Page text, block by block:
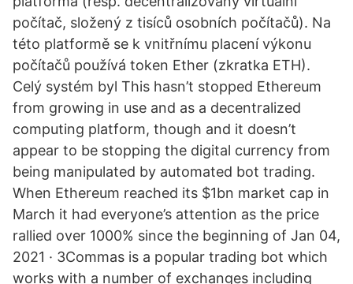
počítač, složený z tisíců osobních počítačů). Na
této platformě se k vnitřnímu placení výkonu
počítačů používá token Ether (zkratka ETH).
Celý systém byl This hasn’t stopped Ethereum
from growing in use and as a decentralized
computing platform, though and it doesn’t
appear to be stopping the digital currency from
being manipulated by automated bot trading.
When Ethereum reached its $1bn market cap in
March it had everyone’s attention as the price
rallied over 1000% since the beginning of Jan 04,
2021 · 3Commas is a popular trading bot which
works with a number of exchanges including